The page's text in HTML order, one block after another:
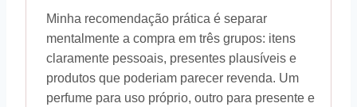
Minha recomendação prática é separar
mentalmente a compra em três grupos: itens
claramente pessoais, presentes plausíveis e
produtos que poderiam parecer revenda. Um
perfume para uso próprio, outro para presente e